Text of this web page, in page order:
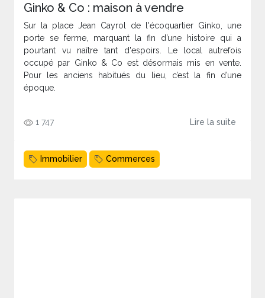
Ginko & Co : maison à vendre
Sur la place Jean Cayrol de l'écoquartier Ginko, une
porte se ferme, marquant la fin d’une histoire qui a
pourtant vu naître tant d'espoirs. Le local autrefois
occupé par Ginko & Co est désormais mis en vente.
Pour les anciens habitués du lieu, c’est la fin d’une
époque.
1 747 Lire la suite
Immobilier Commerces